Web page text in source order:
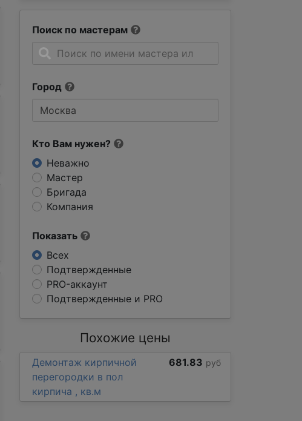
Поиск по мастерам
Город
Кто Вам нужен?
Неважно
Мастер
Бригада
Компания
Показать
Всех
Подтвержденные
PRO-аккаунт
Подтвержденные и PRO
Похожие цены
Демонтаж кирпичной
перегородки в пол
кирпича , кв.м
681.83 руб